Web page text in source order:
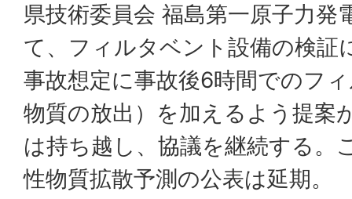
県技術委員会 福島第一原子力発
て、フィルタベント設備の検証
事故想定に事故後6時間でのフ
物質の放出）を加えるよう提案
は持ち越し、協議を継続する。
性物質拡散予測の公表は延期。